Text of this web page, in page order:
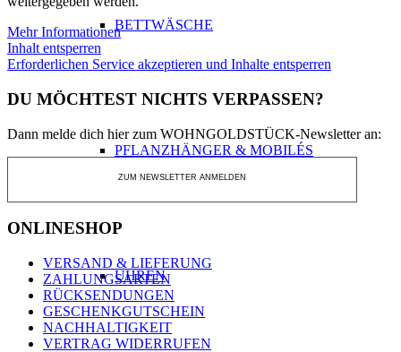
BETTWÄSCHE
PFLANZHÄNGER & MOBILÉS
UHREN
Mehr Informationen
Inhalt entsperren
Erforderlichen Service akzeptieren und Inhalte entsperren
DU MÖCHTEST NICHTS VERPASSEN?
Dann melde dich hier zum WOHNGOLDSTÜCK-Newsletter an:
ZUM NEWSLETTER ANMELDEN
ONLINESHOP
VERSAND & LIEFERUNG
ZAHLUNGSARTEN
RÜCKSENDUNGEN
GESCHENKGUTSCHEIN
NACHHALTIGKEIT
VERTRAG WIDERRUFEN